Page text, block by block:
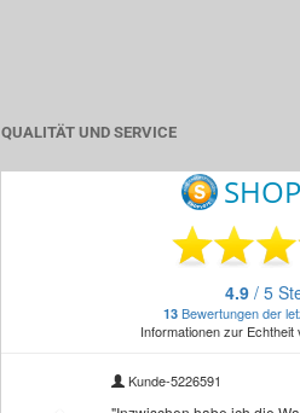
QUALITÄT UND SERVICE